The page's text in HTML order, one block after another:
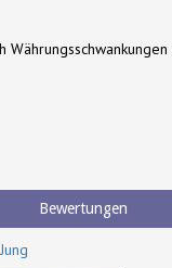
Bewertungen